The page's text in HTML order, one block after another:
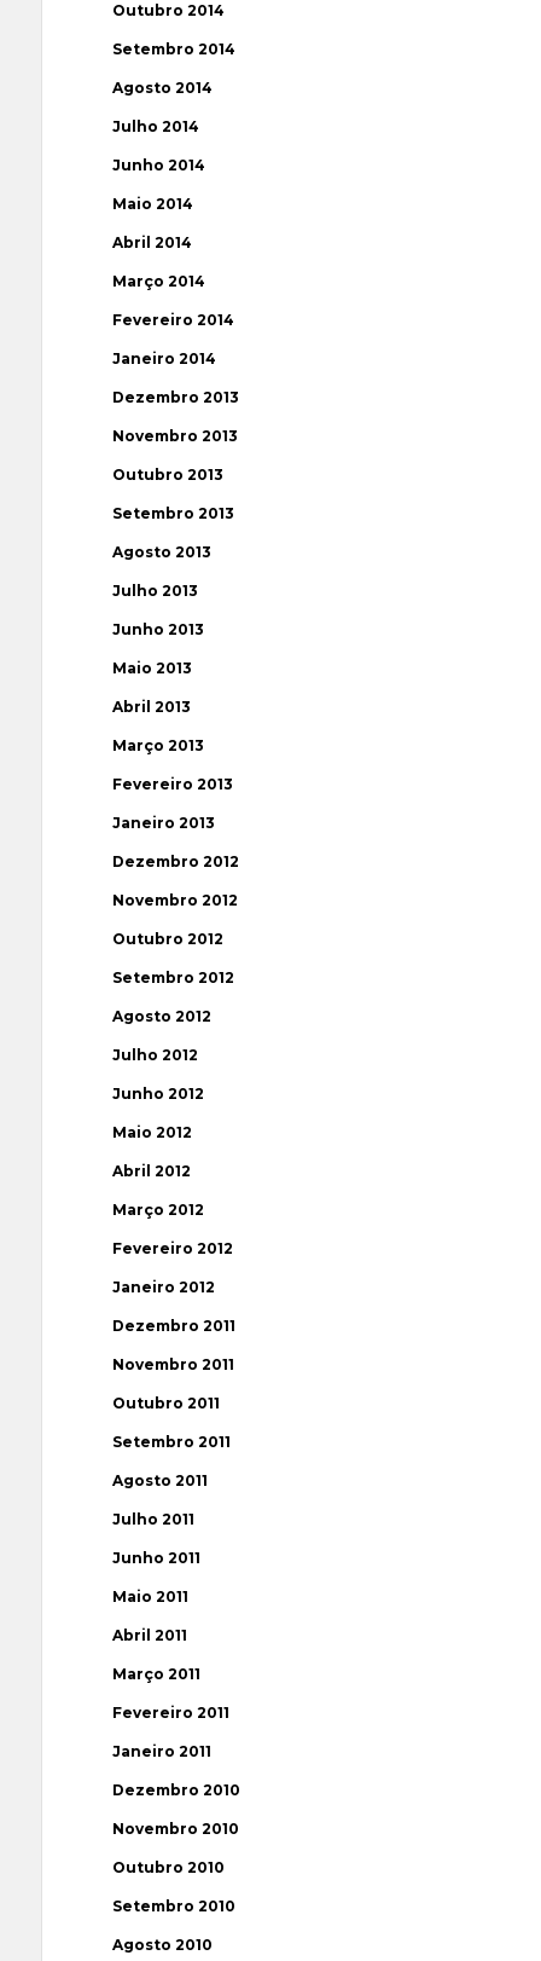
Outubro 2014
Setembro 2014
Agosto 2014
Julho 2014
Junho 2014
Maio 2014
Abril 2014
Março 2014
Fevereiro 2014
Janeiro 2014
Dezembro 2013
Novembro 2013
Outubro 2013
Setembro 2013
Agosto 2013
Julho 2013
Junho 2013
Maio 2013
Abril 2013
Março 2013
Fevereiro 2013
Janeiro 2013
Dezembro 2012
Novembro 2012
Outubro 2012
Setembro 2012
Agosto 2012
Julho 2012
Junho 2012
Maio 2012
Abril 2012
Março 2012
Fevereiro 2012
Janeiro 2012
Dezembro 2011
Novembro 2011
Outubro 2011
Setembro 2011
Agosto 2011
Julho 2011
Junho 2011
Maio 2011
Abril 2011
Março 2011
Fevereiro 2011
Janeiro 2011
Dezembro 2010
Novembro 2010
Outubro 2010
Setembro 2010
Agosto 2010